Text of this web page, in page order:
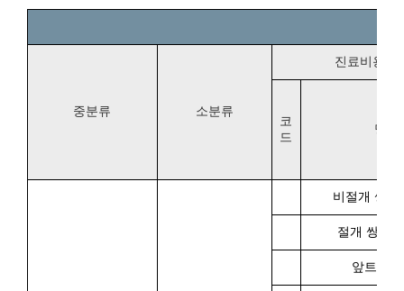
중분류 소분류
진료비용항
코
드
명칭
비절개 쌍꺼
절개 쌍꺼
앞트임